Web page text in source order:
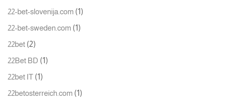
22-bet-slovenija.com (1)
22-bet-sweden.com (1)
22bet (2)
22Bet BD (1)
22bet IT (1)
22betosterreich.com (1)